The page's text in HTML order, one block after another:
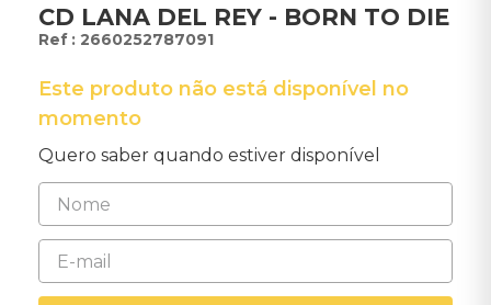
CD LANA DEL REY - BORN TO DIE
: 2660252787091
Este produto não está disponível no
momento
Quero saber quando estiver disponível